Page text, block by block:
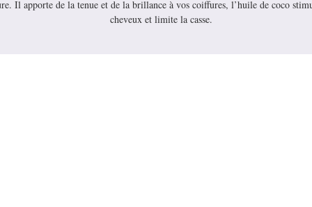
Il apporte de la tenue et de la brillance à vos coiffures, l’huile de coco
cheveux et limite la casse.